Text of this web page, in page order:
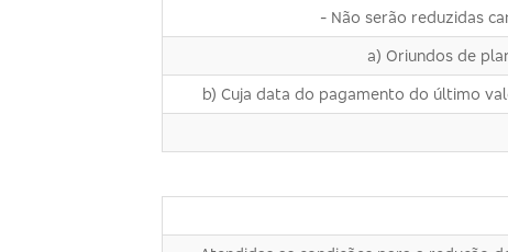
- Não serão reduzidas
a) Oriundos de
b) Cuja data do pagamento do último